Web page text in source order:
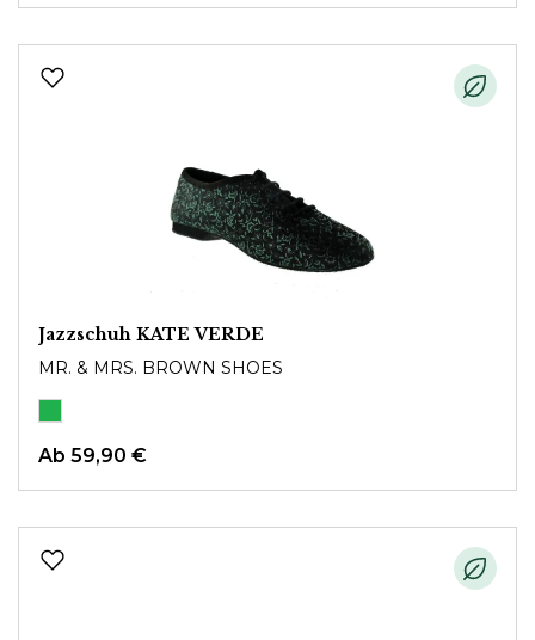
Jazzschuh KATE VERDE
MR. & MRS. BROWN SHOES
Ab 59,90 €